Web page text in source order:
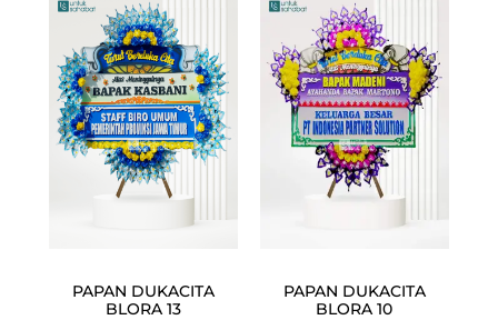
PAPAN DUKACITA
BLORA 13
PAPAN DUKACITA
BLORA 10